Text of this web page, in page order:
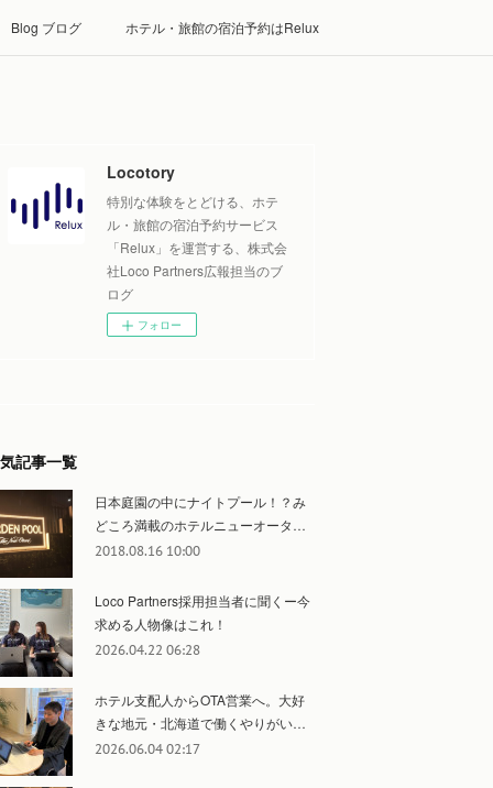
Blog ブログ ホテル・旅館の宿泊予約はRelux
Locotory
特別な体験をとどける、ホテ
ル・旅館の宿泊予約サービス
「Relux」を運営する、株式会
社Loco Partners広報担当のブ
ログ
フォロー
記事一覧
日本庭園の中にナイトプール！？み
どころ満載のホテルニューオータ…
2018.08.16 10:00
Loco Partners採用担当者に聞くー今
求める人物像はこれ！
2026.04.22 06:28
ホテル支配人からOTA営業へ。大好
きな地元・北海道で働くやりがい…
2026.06.04 02:17